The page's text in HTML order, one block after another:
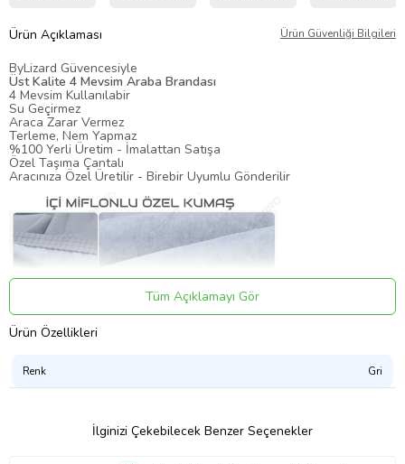
Ürün Açıklaması Ürün Güvenliği Bilgileri
ByLizard Güvencesiyle
Üst Kalite 4 Mevsim Araba Brandası
4 Mevsim Kullanılabir
Su Geçirmez
Araca Zarar Vermez
Terleme, Nem Yapmaz
%100 Yerli Üretim - İmalattan Satışa
Özel Taşıma Çantalı
Aracınıza Özel Üretilir - Birebir Uyumlu Gönderilir
Tüm Açıklamayı Gör
Ürün Özellikleri
Renk Gri
İlginizi Çekebilecek Benzer Seçenekler